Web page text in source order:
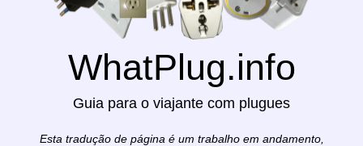
WhatPlug.info
Guia para o viajante com plugues
Esta tradução de página é um trabalho em andamento,